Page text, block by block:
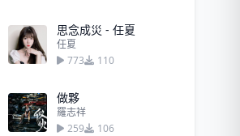
思念成災 - 任夏
任夏
773
110
做夥
羅志祥
259
106